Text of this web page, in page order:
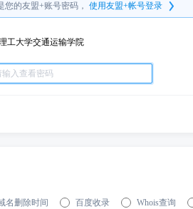
您的友盟+账号密码， 使用友盟+帐号登录
工大学交通运输学院
名删除时间 百度收录 Whois查询